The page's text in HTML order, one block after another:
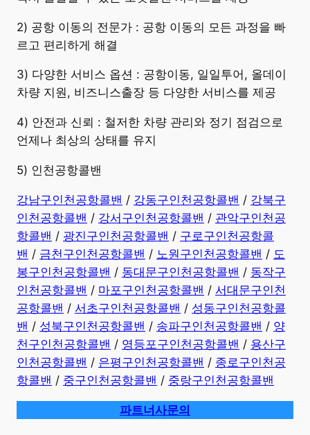
2) 공항 이동의 전문가 : 공항 이동의 모든 과정을 빠
르고 편리하게 해결
3) 다양한 서비스 옵션 : 공항이동, 일일투어, 올데이
차량 지원, 비즈니스출장 등 다양한 서비스를 제공
4) 안전과 신뢰 : 철저한 차량 관리와 정기 점검으로
언제나 최상의 상태를 유지
5) 인천공항콜밴
강남구인천공항콜밴 / 강동구인천공항콜밴 / 강북구
인천공항콜밴 / 강서구인천공항콜밴 / 관악구인천공
항콜밴 / 광진구인천공항콜밴 / 구로구인천공항콜
밴 / 금천구인천공항콜밴 / 노원구인천공항콜밴 / 도
봉구인천공항콜밴 / 동대문구인천공항콜밴 / 동작구
인천공항콜밴 / 마포구인천공항콜밴 / 서대문구인천
공항콜밴 / 서초구인천공항콜밴 / 성동구인천공항콜
밴 / 성북구인천공항콜밴 / 송파구인천공항콜밴 / 양
천구인천공항콜밴 / 영등포구인천공항콜밴 / 용산구
인천공항콜밴 / 은평구인천공항콜밴 / 종로구인천공
항콜밴 / 중구인천공항콜밴 / 중랑구인천공항콜밴
파트너사문의